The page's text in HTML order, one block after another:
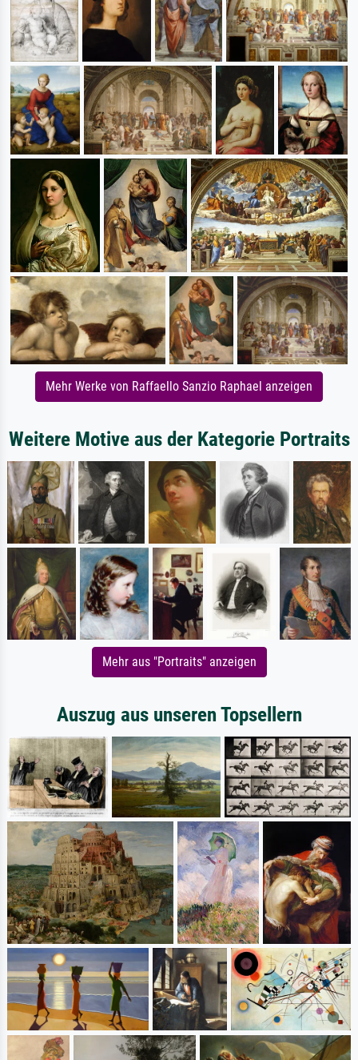
Mehr Werke von Raffaello Sanzio Raphael anzeigen
Weitere Motive aus der Kategorie Portraits
Mehr aus "Portraits" anzeigen
Auszug aus unseren Topsellern